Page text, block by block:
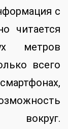
с
читается
метров
всего
вокруг.